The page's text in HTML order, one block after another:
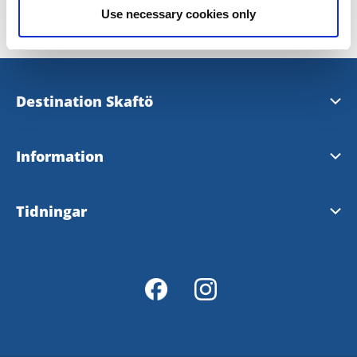
Use necessary cookies only
Destination Skaftö
Kontakta oss
Information
Service på Skaftö
Tidningar